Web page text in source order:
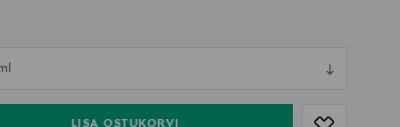
LISA OSTUKORVI
null